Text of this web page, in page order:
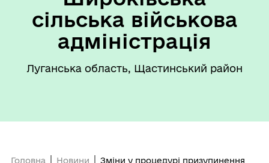
сільська військова
адміністрація
Луганська область, Щастинський район
Головна Новини
Зміни у процедурі призупинення